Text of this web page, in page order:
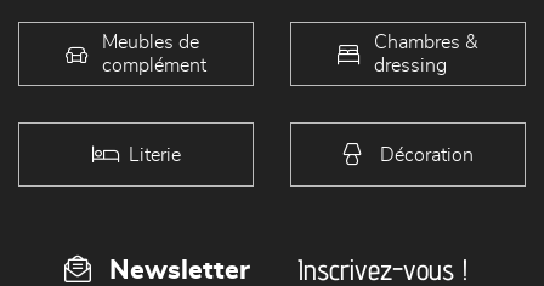
Meubles de
complément
Chambres &
dressing
Literie Décoration
Newsletter Inscrivez-vous !